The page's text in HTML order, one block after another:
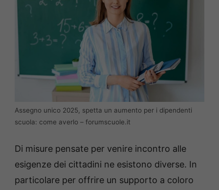
Assegno unico 2025, spetta un aumento per i dipendenti
scuola: come averlo – forumscuole.it
Di misure pensate per venire incontro alle
esigenze dei cittadini ne esistono diverse. In
particolare per offrire un supporto a coloro